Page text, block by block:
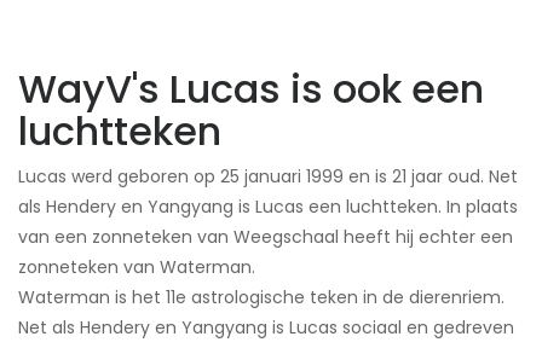
WayV's Lucas is ook een
luchtteken
Lucas werd geboren op 25 januari 1999 en is 21 jaar oud. Net
als Hendery en Yangyang is Lucas een luchtteken. In plaats
van een zonneteken van Weegschaal heeft hij echter een
zonneteken van Waterman.
Waterman is het 11e astrologische teken in de dierenriem.
Net als Hendery en Yangyang is Lucas sociaal en gedreven